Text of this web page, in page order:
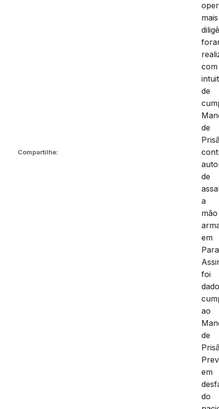
Compartilhe:
mais
com
de
de
de
a
mão
em
foi
ao
de
em
do